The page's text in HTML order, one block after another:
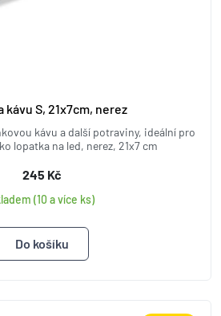
S, 21x7cm, nerez
kávu a další potraviny, ideální pro
lopatka na led, nerez, 21x7 cm
245 Kč
(10 a více ks)